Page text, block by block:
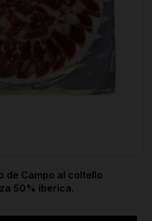
de Campo al coltello
50% iberica.